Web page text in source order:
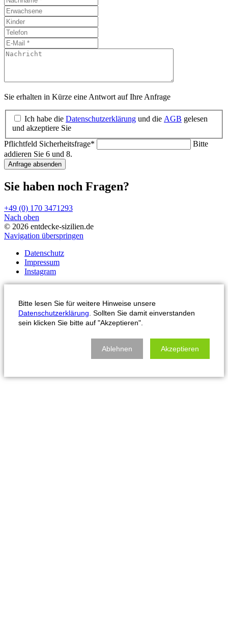
Sie erhalten in Kürze eine Antwort auf Ihre Anfrage
Ich habe die Datenschutzerklärung und die AGB gelesen
und akzeptiere Sie
Pflichtfeld Sicherheitsfrage*
Bitte
addieren Sie 6 und 8.
Anfrage absenden
Sie haben noch Fragen?
+49 (0) 170 3471293
Nach oben
© 2026 entdecke-sizilien.de
Navigation überspringen
Datenschutz
Impressum
Instagram
Bitte lesen Sie für weitere Hinweise unsere
Datenschutzerklärung . Sollten Sie damit einverstanden
sein klicken Sie bitte auf "Akzeptieren".
Ablehnen Akzeptieren